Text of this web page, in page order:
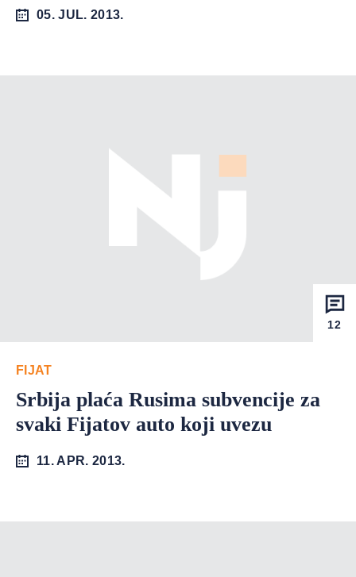
05. JUL. 2013.
12
FIJAT
Srbija plaća Rusima subvencije za
svaki Fijatov auto koji uvezu
11. APR. 2013.